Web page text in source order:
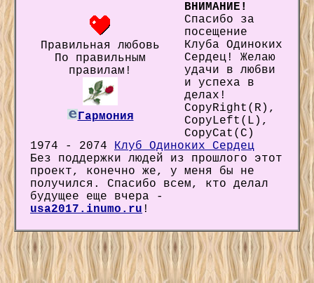
Правильная любовь
По правильным
правилам!
Гармония
ВНИМАНИЕ!
Спасибо за
посещение
Клуба Одиноких
Сердец! Желаю
удачи в любви
и успеха в
делах!
CopyRight(R),
CopyLeft(L),
CopyCat(C)
1974 - 2074 Клуб Одиноких Сердец
Без поддержки людей из прошлого этот
проект, конечно же, у меня бы не
получился. Спасибо всем, кто делал
будущее еще вчера -
usa2017.inumo.ru !